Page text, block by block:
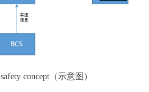
safety concept（示意图 ）